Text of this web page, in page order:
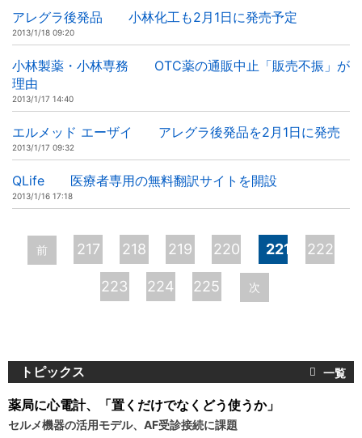
アレグラ後発品 小林化工も2月1日に発売予定
2013/1/18 09:20
小林製薬・小林専務 OTC薬の通販中止「販売不振」が
理由
2013/1/17 14:40
エルメッド エーザイ アレグラ後発品を2月1日に発売
2013/1/17 09:32
QLife 医療者専用の無料翻訳サイトを開設
2013/1/16 17:18
ペ
ー
前 217 218 219 220 221 222
223 224 225 次
トピックス
薬局に心電計、「置くだけでなくどう使うか」
セルメ機器の活用モデル、AF受診接続に課題